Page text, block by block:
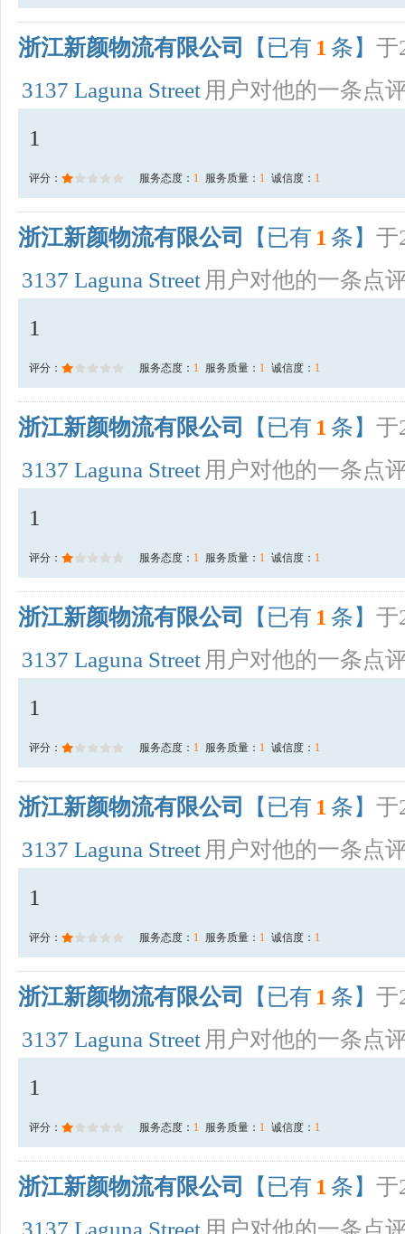
浙江新颜物流有限公司 【已有 1 条】 于
3137 Laguna Street 用户对他的一条点
1
评分： 服务态度： 1 服务质量： 1 诚信度： 1
浙江新颜物流有限公司 【已有 1 条】 于
3137 Laguna Street 用户对他的一条点
1
评分： 服务态度： 1 服务质量： 1 诚信度： 1
浙江新颜物流有限公司 【已有 1 条】 于
3137 Laguna Street 用户对他的一条点
1
评分： 服务态度： 1 服务质量： 1 诚信度： 1
浙江新颜物流有限公司 【已有 1 条】 于
3137 Laguna Street 用户对他的一条点
1
评分： 服务态度： 1 服务质量： 1 诚信度： 1
浙江新颜物流有限公司 【已有 1 条】 于
3137 Laguna Street 用户对他的一条点
1
评分： 服务态度： 1 服务质量： 1 诚信度： 1
浙江新颜物流有限公司 【已有 1 条】 于
3137 Laguna Street 用户对他的一条点
1
评分： 服务态度： 1 服务质量： 1 诚信度： 1
浙江新颜物流有限公司 【已有 1 条】 于
3137 Laguna Street 用户对他的一条点